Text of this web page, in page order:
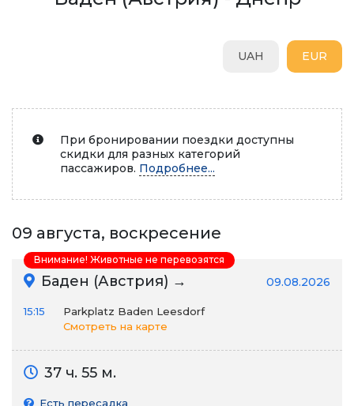
EUR
UAH
При бронировании поездки доступны
скидки для разных категорий
пассажиров. Подробнее...
09 августа, воскресение
Баден (Австрия) → 09.08.2026
15:15
Parkplatz Baden Leesdorf
Смотреть на карте
37 ч. 55 м.
Есть пересадка
Внимание! Животные не перевозятся